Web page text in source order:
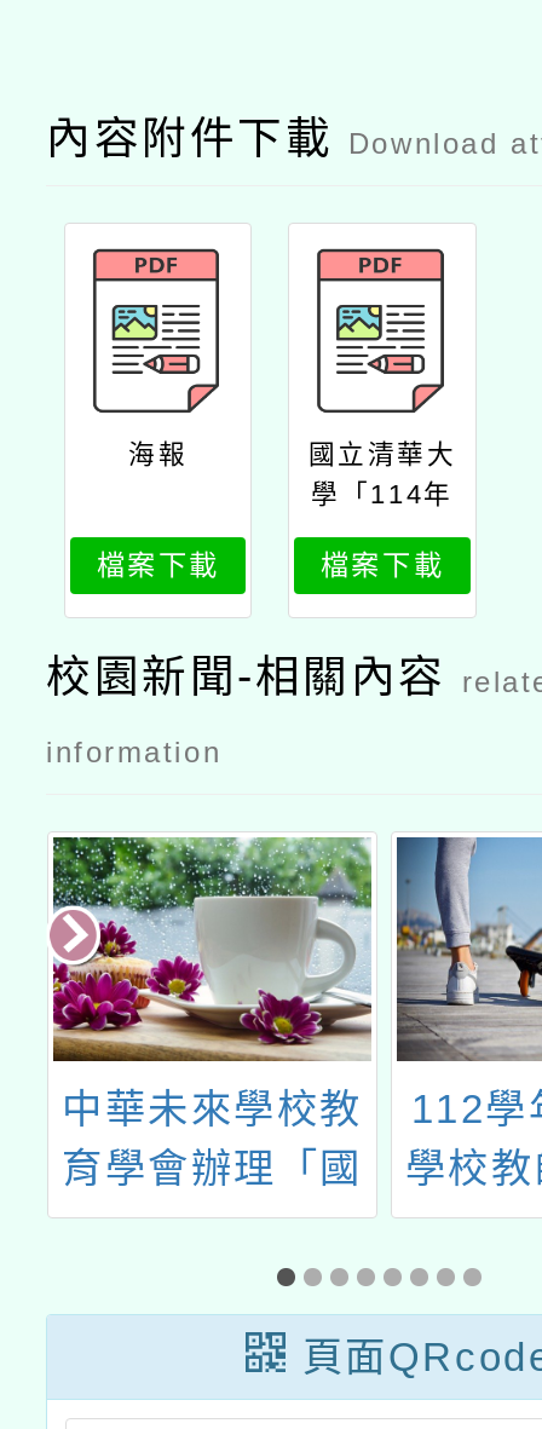
內容附件下載 Download
海報
檔案下載
國立清華大
學「114年
度中小學雙
語教學在職
教師增能學
分班」國小
班公文
檔案下載
校園新聞-相關內容
information
中華未來學校教
育學會辦理「國
際ATP素養導向
閱讀教師研習工
作坊」
112學
學校
主活化
桃園
社群
「主
頁面